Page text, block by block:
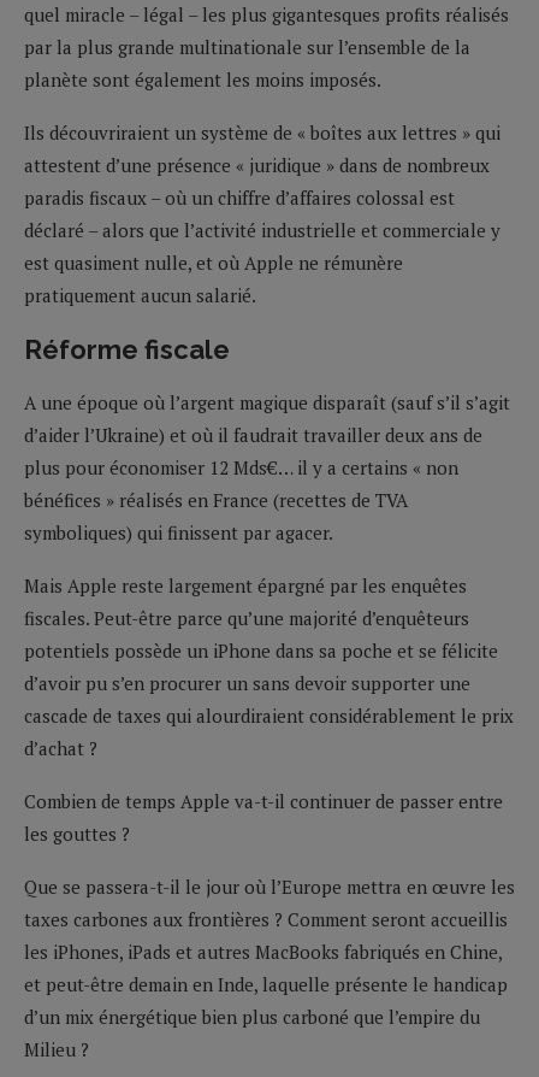
quel miracle – légal – les plus gigantesques profits réalisés
par la plus grande multinationale sur l’ensemble de la
planète sont également les moins imposés.
Ils découvriraient un système de « boîtes aux lettres » qui
attestent d’une présence « juridique » dans de nombreux
paradis fiscaux – où un chiffre d’affaires colossal est
déclaré – alors que l’activité industrielle et commerciale y
est quasiment nulle, et où Apple ne rémunère
pratiquement aucun salarié.
Réforme fiscale
A une époque où l’argent magique disparaît (sauf s’il s’agit
d’aider l’Ukraine) et où il faudrait travailler deux ans de
plus pour économiser 12 Mds€… il y a certains « non
bénéfices » réalisés en France (recettes de TVA
symboliques) qui finissent par agacer.
Mais Apple reste largement épargné par les enquêtes
fiscales. Peut-être parce qu’une majorité d’enquêteurs
potentiels possède un iPhone dans sa poche et se félicite
d’avoir pu s’en procurer un sans devoir supporter une
cascade de taxes qui alourdiraient considérablement le prix
d’achat ?
Combien de temps Apple va-t-il continuer de passer entre
les gouttes ?
Que se passera-t-il le jour où l’Europe mettra en œuvre les
taxes carbones aux frontières ? Comment seront accueillis
les iPhones, iPads et autres MacBooks fabriqués en Chine,
et peut-être demain en Inde, laquelle présente le handicap
d’un mix énergétique bien plus carboné que l’empire du
Milieu ?